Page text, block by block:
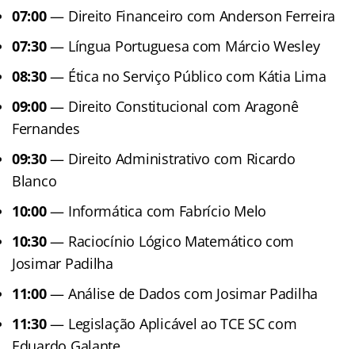
07:00— Direito Financeiro com Anderson Ferreira
07:30— Língua Portuguesa com Márcio Wesley
08:30— Ética no Serviço Público com Kátia Lima
09:00— Direito Constitucional com Aragonê
Fernandes
09:30— Direito Administrativo com Ricardo
Blanco
10:00— Informática com Fabrício Melo
10:30— Raciocínio Lógico Matemático com
Josimar Padilha
11:00— Análise de Dados com Josimar Padilha
11:30— Legislação Aplicável ao TCE SC com